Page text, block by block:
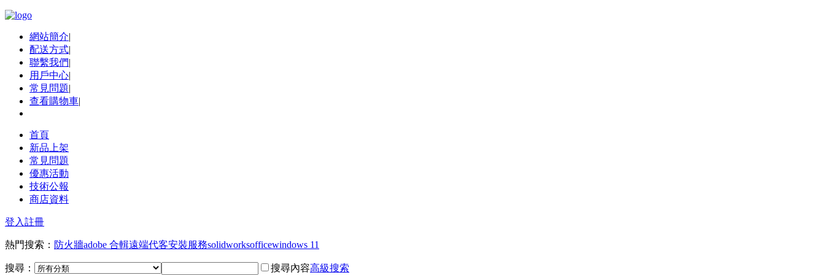
網站簡介|
配送方式|
聯繫我們|
用戶中心|
常見問題|
查看購物車|
首頁
新品上架
常見問題
優惠活動
技術公報
商店資料
登入註冊
熱門搜索： 防火牆adobe 合輯遠端代客安裝服務solidworksofficewindows 11
搜尋： 搜尋內容高級搜索